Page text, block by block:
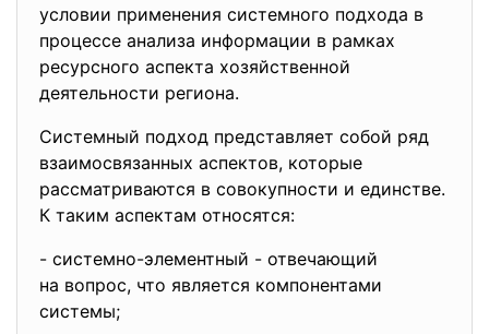
условии применения системного подхода в
процессе анализа информации в рамках
ресурсного аспекта хозяйственной
деятельности региона.
Системный подход представляет собой ряд
взаимосвязанных аспектов, которые
рассматриваются в совокупности и единстве.
К таким аспектам относятся:
- системно-элементный - отвечающий
на вопрос, что является компонентами
системы;